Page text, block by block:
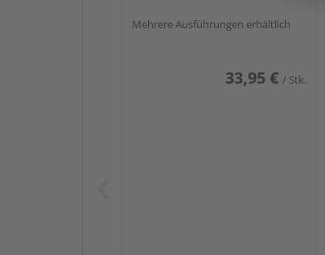
Mehrere Ausführungen erhältlich
33,95 € / Stk.